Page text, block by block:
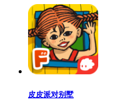
皮皮派对别墅